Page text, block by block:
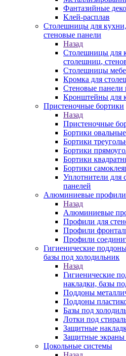
Фантазийные
Клей-расплав
Столешницы для
стеновые панели
Назад
Столешницы для
столешниц,
Столешницы
Кромка для
Стеновые
Кронштейны для
Пристеночные бортики
Назад
Пристеночные
Бортики овальные
Бортики
Бортики
Бортики
Бортики
Уплотнители для
панелей
Алюминиевые профили
Назад
Алюминиевые
Профили для
Профили
Профили
Гигиенические
базы под холодильник
Назад
Гигиенические
накладки, базы
Поддоны
Поддоны
Базы под
Лотки под
Защитные
Защитные экраны
Цокольные системы